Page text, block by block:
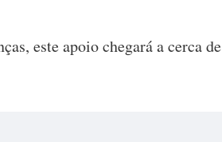
este apoio chegará a cerca de